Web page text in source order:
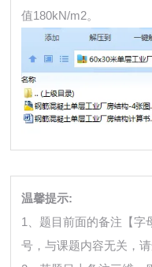
值180kN/m2。
温馨提示:
1、题目前面的备注【字
号，与课题内容无关，请